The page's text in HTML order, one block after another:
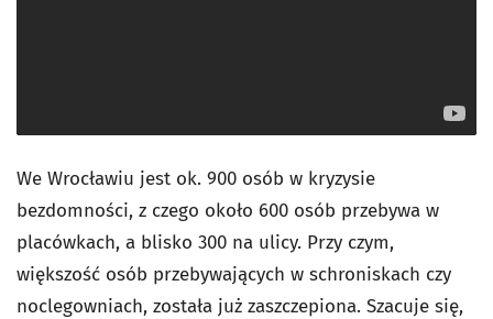
We Wrocławiu jest ok. 900 osób w kryzysie
bezdomności, z czego około 600 osób przebywa w
placówkach, a blisko 300 na ulicy. Przy czym,
większość osób przebywających w schroniskach czy
noclegowniach, została już zaszczepiona. Szacuje się,